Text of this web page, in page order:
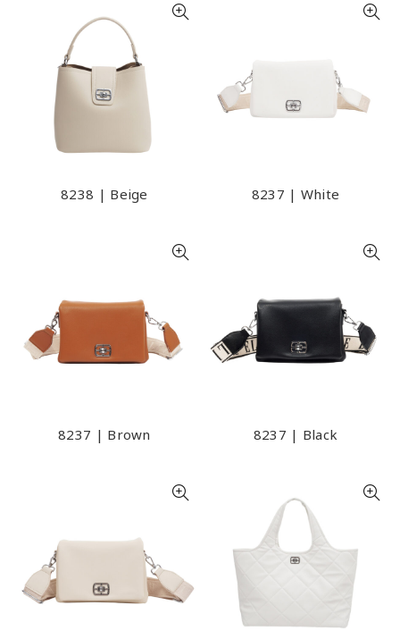
8238 | Beige 8237 | White
8237 | Brown 8237 | Black